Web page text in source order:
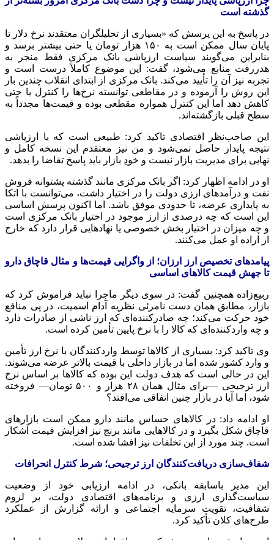
گذشته است
در پاسخ به این پرسش که «بسیاری از تحلیلگران معتقدند نرخ دلار تا
پایان سال ممکن است به ۱۵۰ هزار تومان یا حتی بیشتر برسد و
بنابراین می‌گویند سیاست
ارزپاشی بانک مرکزی فقط منجر به
هدررفت منابع می‌شود، گفت: این موضوع کاملاً درست است و
تجربه نیز آن را تأیید می‌کند. بانک مرکزی از ابتدای انقلاب چندین بار
این روش را آزموده و در مقاطعی توانسته نرخ‌ها را کنترل یا حتی
کاهش دهد اما این کنترل همواره مقطعی بوده و قیمت‌ها مجدداً به
سطح قبلی بازگشته‌اند.
این صاحب‌نظر اقتصادی تاکید کرد: طبیعی است که با
ارزپاشی
نتیجه پایدار حاصل نمی‌شود و من نیز معتقدم این نسخه کامل و
نهایی برای مدیریت بازار نیست و خودِ بازار باید پاسخ تقاضا را بدهد.
او در ادامه اظهار کرد: اگر بانک مرکزی مانند گذشته پشتوانه فروش
نفت و درآمدهای ارزی دولت را در اختیار داشت، می‌توانست با اتکا
به پایداری عرضه، تا حدودی موفق باشد. اما اکنون پرسش اساسی
این است که چه درصدی از ارز موجود در اختیار بانک مرکزی است
و چه میزان در اختیار بخش خصوصی یا نهادهایی قرار دارد که خارج
از اراده او عمل می‌کنند.
پیامدهای تخصیص ارز ارزان؛ از واگرایی قیمت‌ها و مثال قاچاق دارو
تا جهش قیمت کالاهای اساسی‌
ربیع‌زاده همچنین گفت: در سوی دیگر ماجرا نباید فراموش کرد که
بازار، مطابق همان دست نامرئی نظریه
آدام اسمیت، در پی منافع
خود حرکت می‌کند؛ چه صادرکننده‌ای که ارز ناشی از صادرات دارد
و چه واردکننده‌ای که کالا را با نرخ پایین تأمین کرده است.
وی تاکید کرد: بسیاری از کالاها توسط واردکنندگان با نرخ ارز تأمین
و وارد کشور شده اما در بازار داخلی با قیمت بالاتر عرضه می‌شوند.
این در حالی است که هدف دولت این بوده که کالاها بر اساس نرخ
ارز ترجیحی —برای مثال همان ۲۸ هزار و ۵۰۰ تومان— فروخته
شود، اما آیا در بازار چنین اتفاقی می‌افتد؟
او ادامه داد: در کالاهای حساس مانند دارو ممکن است بازارهای
قاچاق شکل بگیرد و در کالاهایی مانند برنج نیز افزایش قیمت آشکار
است. چند مورد از این تخلفات نیز افشا شده است.
شفاف‌سازی دریافت‌کنندگان ارز ترجیحی؛ شرط کنترل انحرافات
این مدیر باسابقه بانکی، در ادامه ارزیابی خود از وضعیت
سیاست‌گذاری ارزی و برنامه‌های اقتصادی دولت، بر لزوم
شفافیت، تقویت سرمایه اجتماعی و ارائه گزارش از عملکرد
طرح‌های کلان تأکید کرد.